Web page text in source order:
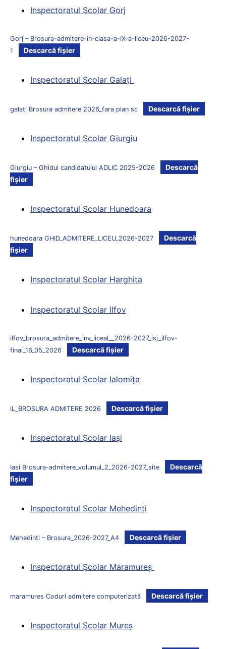
Inspectoratul Şcolar Gorj
Gorj – Brosura-admitere-in-clasa-a-IX-a-liceu-2026-2027-
1
Descarcă fișier
Inspectoratul Şcolar Galaţi
galati Brosura admitere 2026_fara plan sc Descarcă fișier
Inspectoratul Şcolar Giurgiu
Giurgiu – Ghidul candidatului ADLIC 2025-2026
Descarcă
fișier
Inspectoratul Şcolar Hunedoara
hunedoara GHID_ADMITERE_LICEU_2026-2027
Descarcă
fișier
Inspectoratul Şcolar Harghita
Inspectoratul Şcolar Ilfov
ilfov_brosura_admitere_inv_liceal__2026-2027_isj_ilfov-
final_16_05_2026
Descarcă fișier
Inspectoratul Şcolar Ialomiţa
IL_BROSURA ADMITERE 2026 Descarcă fișier
Inspectoratul Şcolar Iaşi
Iasi Brosura-admitere_volumul_2_2026-2027_site
Descarcă
fișier
Inspectoratul Şcolar Mehedinţi
Mehedinti – Brosura_2026-2027_A4 Descarcă fișier
Inspectoratul Şcolar Maramureş
maramures Coduri admitere computerizată Descarcă fișier
Inspectoratul Şcolar Mureş